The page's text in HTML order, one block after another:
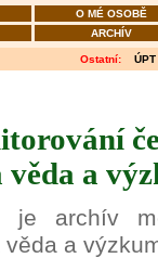
O MÉ OSOBĚ
ARCHÍV
Ostatní: ÚPT
věda a
je archív
a